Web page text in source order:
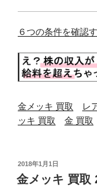
６つの条件を確認
金メッキ 買取 レ
ッキ 買取
金 買取
投
稿
日:
2018年1月1日
金メッキ 買